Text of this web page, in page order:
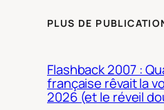
PLUS DE
Flashback 2007 :
française rêvait la
2026 (et le réveil